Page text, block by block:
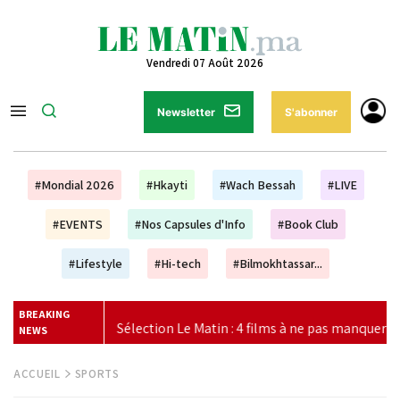
Vendredi 07 Août 2026
Newsletter S'abonner
#Mondial 2026 #Hkayti #Wach Bessah #LIVE
#EVENTS #Nos Capsules d'Info #Book Club
#Lifestyle #Hi-tech #Bilmokhtassar...
BREAKING
NEWSà ne pas manquer au cinéma ce week-end | Vague
ACCUEIL SPORTS